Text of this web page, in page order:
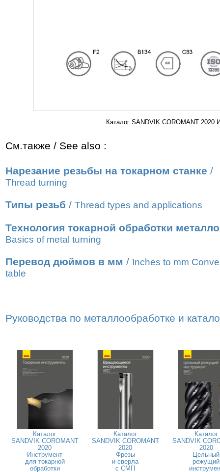
Каталог SANDVIK COROMANT 2020
См.также / See also :
Нарезание резьбы на токарном станке /
Thread turning
Типы резьб / Thread types and applications
Технология токарной обработки
Basics of metal turning
Перевод дюймов в мм / Inches to mm
table
Руководства по металлообработке и
Каталог
SANDVIK COROMANT
2020
Инструмент
для токарной
обработки
Каталог
SANDVIK COROMANT
2020
Фрезы
и сверла
с СМП
Каталог
SANDVIK
2020
Цельный
режущий